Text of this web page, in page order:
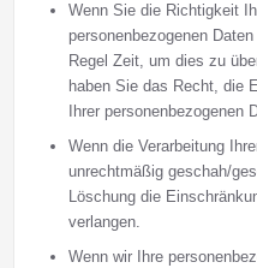
Wenn Sie die Richtigkeit
personenbezogenen
Regel Zeit, um dies zu
haben Sie das Recht, die
Ihrer personenbezogenen
Wenn die Verarbeitung
unrechtmäßig geschah/
Löschung die
verlangen.
Wenn wir Ihre